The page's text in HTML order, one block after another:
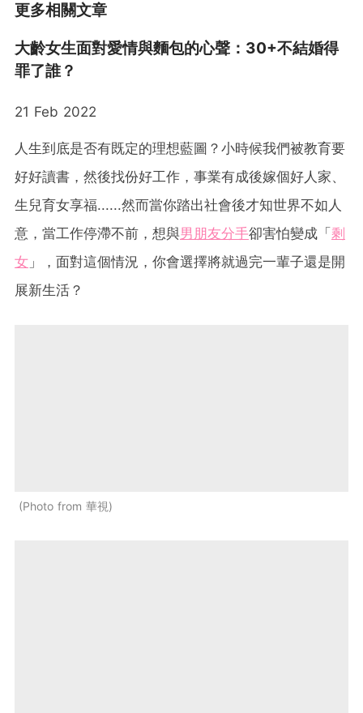
更多相關文章
大齡女生面對愛情與麵包的心聲：30+不結婚得
罪了誰？
21 Feb 2022
人生到底是否有既定的理想藍圖？小時候我們被教育要
好好讀書，然後找份好工作，事業有成後嫁個好人家、
生兒育女享福......然而當你踏出社會後才知世界不如人
意，當工作停滯不前，想與男朋友分手卻害怕變成「 剩
女 」，面對這個情況，你會選擇將就過完一輩子還是開
展新生活？
Photo from 華視